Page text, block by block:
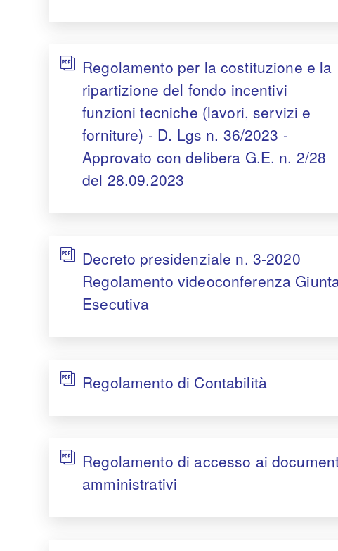
Regolamento per la costituzione e la
ripartizione del fondo incentivi
funzioni tecniche (lavori, servizi e
forniture) - D. Lgs n. 36/2023 -
Approvato con delibera G.E. n. 2/28
del 28.09.2023
Decreto presidenziale n. 3-2020
Regolamento videoconferenza
Esecutiva
Regolamento di Contabilità
Regolamento di accesso ai
amministrativi